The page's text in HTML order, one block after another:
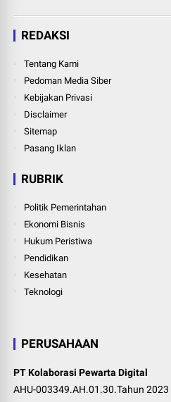
REDAKSI
Tentang Kami
Pedoman Media Siber
Kebijakan Privasi
Disclaimer
Sitemap
Pasang Iklan
RUBRIK
Politik Pemerintahan
Ekonomi Bisnis
Hukum Peristiwa
Pendidikan
Kesehatan
Teknologi
PERUSAHAAN
PT Kolaborasi Pewarta Digital
AHU-003349.AH.01.30.Tahun 2023